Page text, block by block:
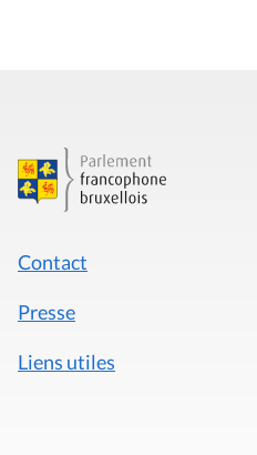
Contact
Presse
Liens utiles